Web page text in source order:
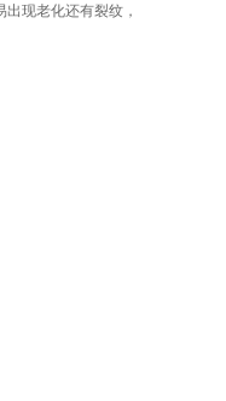
现老化还有裂纹，